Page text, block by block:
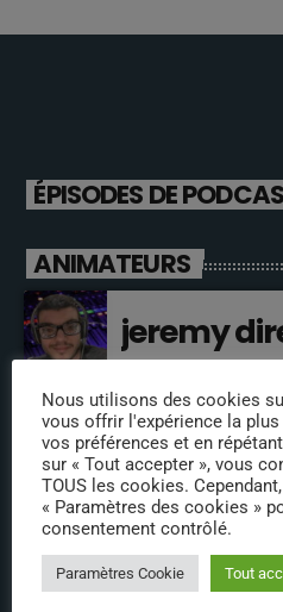
ÉPISODES DE
ANIMATEURS
jeremy
fabrice
annabelle
Nous utilisons des cookies
vous offrir l'expérience la
vos préférences et en
sur « Tout accepter », vous
TOUS les cookies.
« Paramètres des cookies »
consentement contrôlé.
Paramètres Cookie Tout